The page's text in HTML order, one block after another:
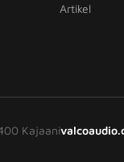
Artikel
Kajaani